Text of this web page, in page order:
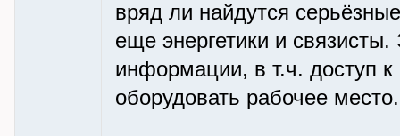
вряд ли найдутся
еще энергетики и
информации, в т.ч. доступ
оборудовать рабочее место.